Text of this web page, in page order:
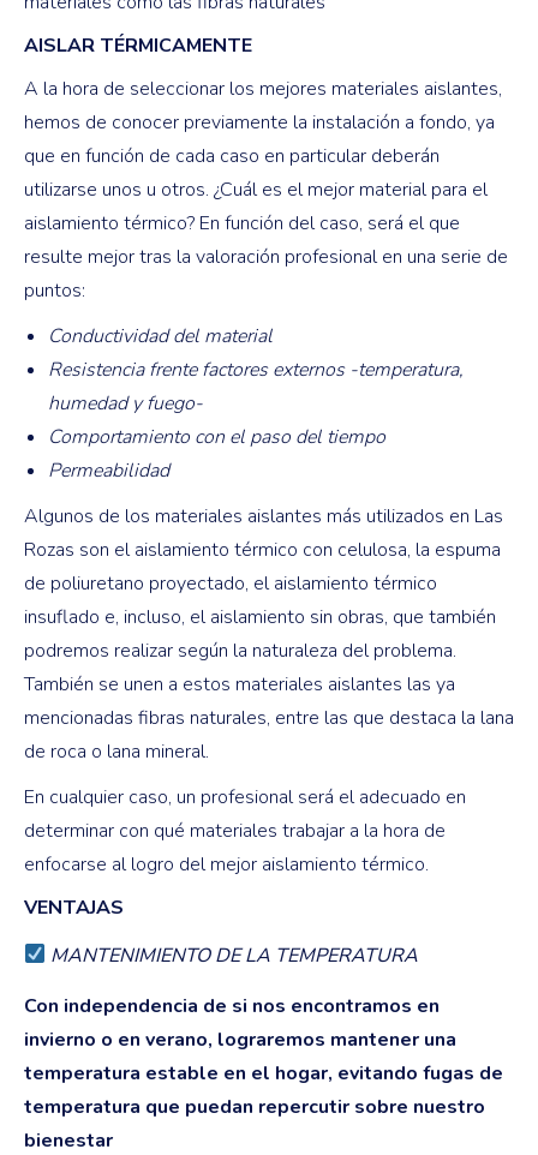
AISLAR TÉRMICAMENTE
A la hora de seleccionar los mejores materiales aislantes,
hemos de conocer previamente la instalación a fondo, ya
que en función de cada caso en particular deberán
utilizarse unos u otros. ¿Cuál es el mejor material para el
aislamiento térmico? En función del caso, será el que
resulte mejor tras la valoración profesional en una serie de
puntos:
Conductividad del material
Resistencia frente factores externos -temperatura,
humedad y fuego-
Comportamiento con el paso del tiempo
Permeabilidad
Algunos de los materiales aislantes más utilizados en Las
Rozas son el aislamiento térmico con celulosa, la espuma
de poliuretano proyectado, el aislamiento térmico
insuflado e, incluso, el aislamiento sin obras, que también
podremos realizar según la naturaleza del problema.
También se unen a estos materiales aislantes las ya
mencionadas fibras naturales, entre las que destaca la lana
de roca o lana mineral.
En cualquier caso, un profesional será el adecuado en
determinar con qué materiales trabajar a la hora de
enfocarse al logro del mejor aislamiento térmico.
VENTAJAS
MANTENIMIENTO DE LA TEMPERATURA
Con independencia de si nos encontramos en
invierno o en verano, lograremos mantener una
temperatura estable en el hogar, evitando fugas de
temperatura que puedan repercutir sobre nuestro
bienestar